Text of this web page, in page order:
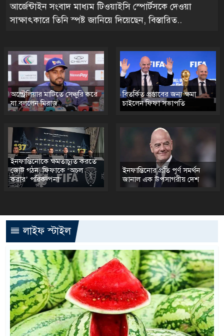
আর্জেন্টাইন সংবাদ মাধ্যম টিওয়াইসি স্পোর্টসকে দেওয়া
সাক্ষাৎকারে তিনি স্পষ্ট জানিয়ে দিয়েছেন,বিস্তারিত..
অস্ট্রেলিয়ার মাটিতে সেঞ্চুরি করে
যা বললেন মিরাজ
বিতর্কিত প্রস্তাবের জন্য ক্ষমা
চাইলেন ফিফা সভাপতি
ইনফান্তিনোকে ক্ষমতাচ্যুত করতে
জোট গঠন, ফিফাকে ‘অচল
করার’ পরিকল্পনা
ইনফান্তিনোর প্রতি পূর্ণ সমর্থন
জানাল এক উপসাগরীয় দেশ
লাইফ স্টাইল